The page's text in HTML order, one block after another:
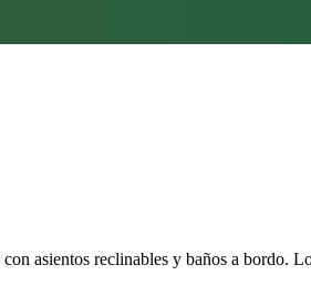
asientos reclinables y baños a bordo.